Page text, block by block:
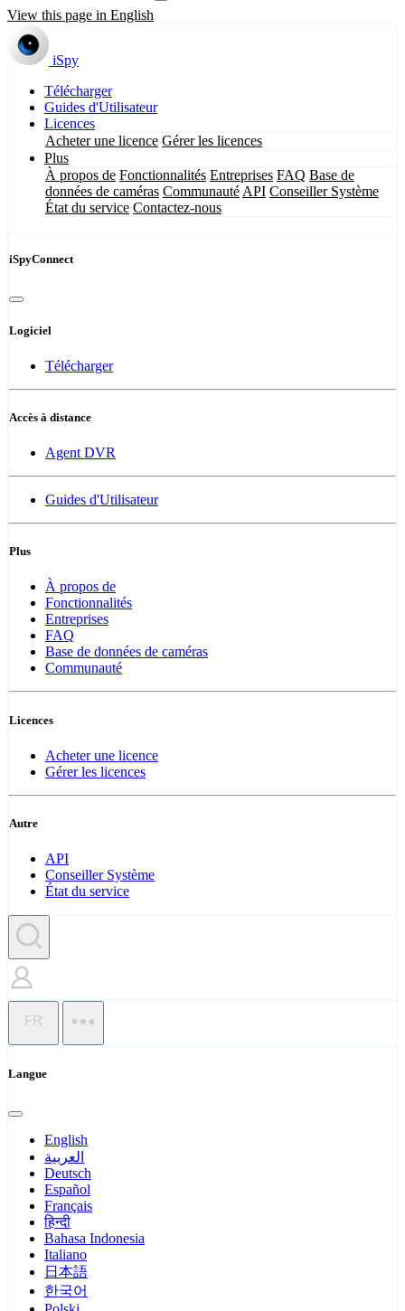
View this page in English
iSpy
Télécharger
Guides d'Utilisateur
Licences
Acheter une licence Gérer les licences
Plus
À propos de Fonctionnalités Entreprises FAQ Base de
données de caméras Communauté API Conseiller Système
État du service Contactez-nous
iSpyConnect
Logiciel
Télécharger
Accès à distance
Agent DVR
Guides d'Utilisateur
Plus
À propos de
Fonctionnalités
Entreprises
FAQ
Base de données de caméras
Communauté
Licences
Acheter une licence
Gérer les licences
Autre
API
Conseiller Système
État du service
FR
Langue
English
العربية
Deutsch
Español
Français
हिन्दी
Bahasa Indonesia
Italiano
日本語
한국어